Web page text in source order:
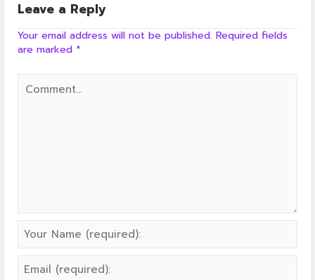
Leave a Reply
Your email address will not be published. Required fields
are marked *